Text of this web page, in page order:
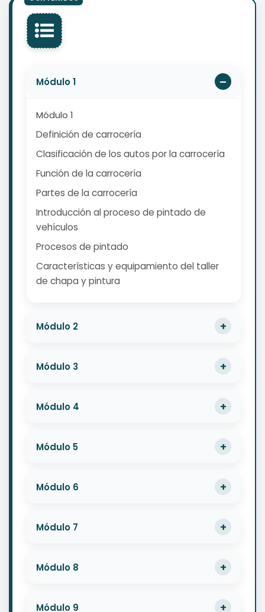
Módulo 1
Módulo 1
Definición de carrocería
Clasificación de los autos por la carrocería
Función de la carrocería
Partes de la carrocería
Introducción al proceso de pintado de
vehículos
Procesos de pintado
Características y equipamiento del taller
de chapa y pintura
Módulo 2
Módulo 3
Módulo 4
Módulo 5
Módulo 6
Módulo 7
Módulo 8
Módulo 9